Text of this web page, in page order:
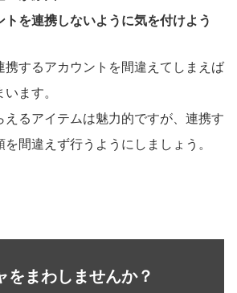
トを連携しないように気を付けよう
携するアカウントを間違えてしまえば
ます。
えるアイテムは魅力的ですが、連携す
間違えず行うようにしましょう。
をまわしませんか？